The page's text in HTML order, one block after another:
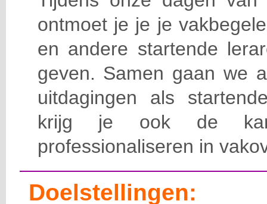
ontmoet je je je
en andere startende
geven. Samen gaan we
uitdagingen als
krijg je ook de
professionaliseren in
Doelstellingen: